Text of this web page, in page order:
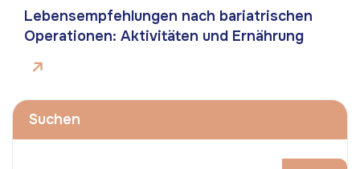
Lebensempfehlungen nach bariatrischen
Operationen: Aktivitäten und Ernährung
Suchen